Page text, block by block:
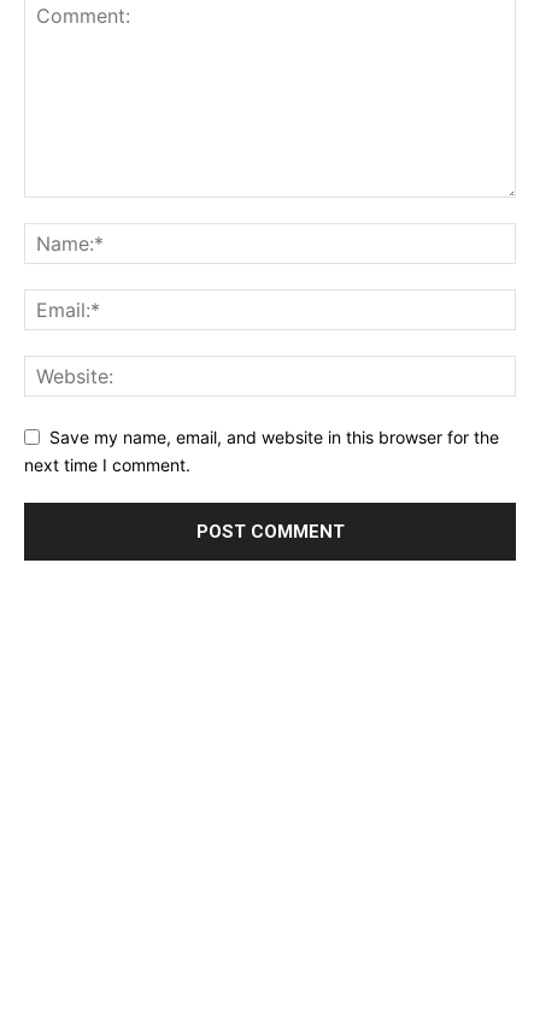
Save my name, email, and website in this browser for the
next time I comment.